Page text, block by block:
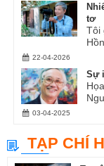
tơ
Tôi
22-04-2026
Sự
03-04-2025
TẠP CHÍ